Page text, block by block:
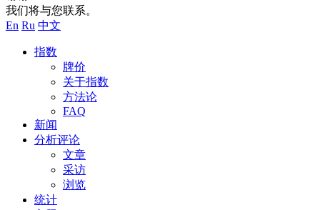
我们将与您联系。
En Ru 中文
指数
牌价
关于指数
方法论
FAQ
新闻
分析评论
文章
采访
浏览
统计